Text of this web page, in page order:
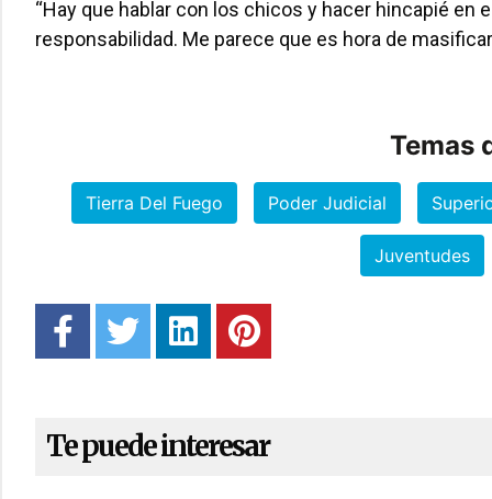
“Hay que hablar con los chicos y hacer hincapié
responsabilidad. Me parece que es hora de
Temas
Tierra Del Fuego Poder Judicial
Juventudes
Te puede interesar